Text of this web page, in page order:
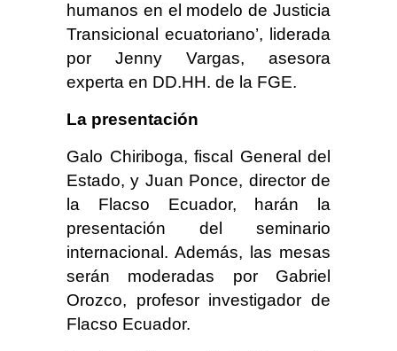
humanos en el modelo de Justicia
Transicional ecuatoriano’, liderada
por Jenny Vargas, asesora
experta en DD.HH. de la FGE.
La presentación
Galo Chiriboga, fiscal General del
Estado, y Juan Ponce, director de
la Flacso Ecuador, harán la
presentación del seminario
internacional. Además, las mesas
serán moderadas por Gabriel
Orozco, profesor investigador de
Flacso Ecuador.